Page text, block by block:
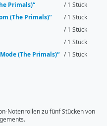
Primals)“
/ 1 Stück
(The Primals)“
/ 1 Stück
/ 1 Stück
/ 1 Stück
(The Primals)“ / 1 Stück
Notenrollen zu fünf Stücken von